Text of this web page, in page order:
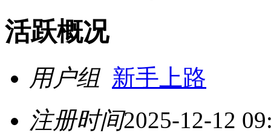
活跃概况
用户组 新手上路
注册时间2025-12-12